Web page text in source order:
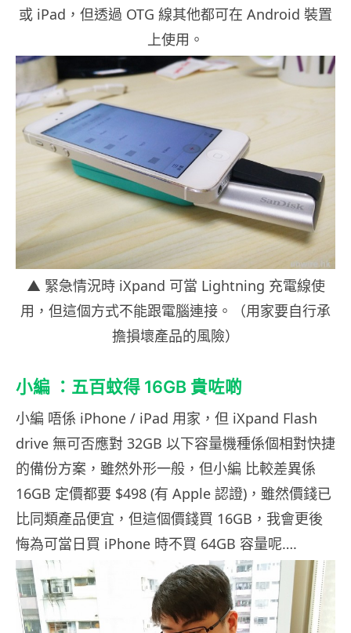
或 iPad，但透過 OTG 線其他都可在 Android 裝置
上使用。
▲ 緊急情況時 iXpand 可當 Lightning 充電線使
用，但這個方式不能跟電腦連接。（用家要自行承
擔損壞產品的風險）
小編 ：五百蚊得 16GB 貴咗啲
小編 唔係 iPhone / iPad 用家，但 iXpand Flash
drive 無可否應對 32GB 以下容量機種係個相對快捷
的備份方案，雖然外形一般，但小編 比較差異係
16GB 定價都要 $498 (有 Apple 認證)，雖然價錢已
比同類產品便宜，但這個價錢買 16GB，我會更後
悔為可當日買 iPhone 時不買 64GB 容量呢….